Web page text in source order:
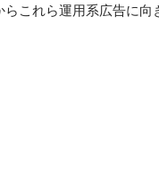
これら運用系広告に向